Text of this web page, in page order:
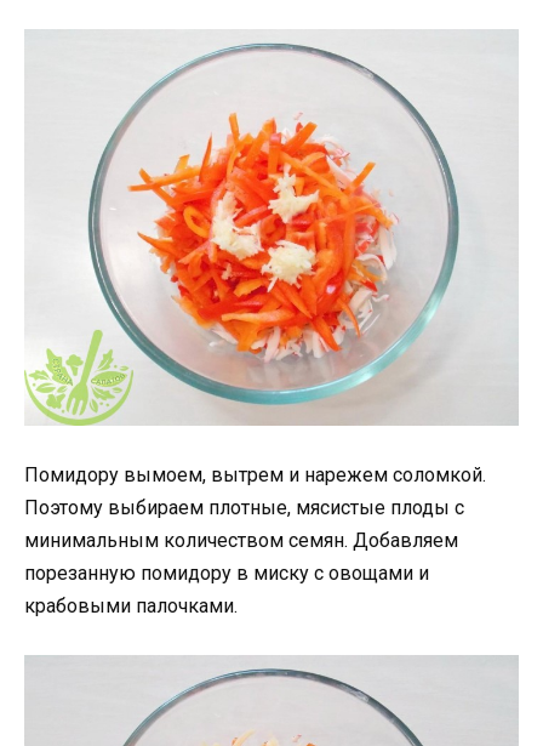
Помидору вымоем, вытрем и нарежем соломкой.
Поэтому выбираем плотные, мясистые плоды с
минимальным количеством семян. Добавляем
порезанную помидору в миску с овощами и
крабовыми палочками.